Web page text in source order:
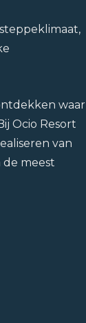
waar
Ocio Resort
van
de meest